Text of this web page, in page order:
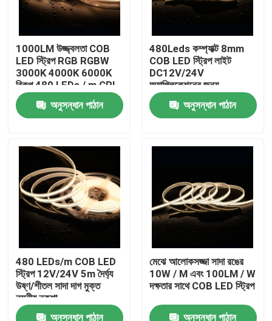
পণ্য
ভিডিও
আমাদের সম্পর্কে
কারখানা ভ্রমণ
মান নিয়ন্ত্রণ
যোগাযোগ করুন
উদ্ধৃতির জন্য আবেদন
উচ্চ cri নেতৃত্বাধীন ফালা
1000LM উজ্জ্বলতা COB
LED স্ট্রিপ RGB RGBW
3000K 4000K 6000K
বিকল্প 480 LEDs / m CRI
90-95 5m রোলস
অনুসন্ধান পাঠান
480Leds কম্প্যাক্ট 8mm
COB LED স্ট্রিপ লাইট
DC12V/24V
অ্যাপ্লিকেশনের জন্য
অনুসন্ধান পাঠান
480 LEDs/m COB LED
স্ট্রিপ 12V/24V 5m দৈর্ঘ্য
উষ্ণ/শীতল সাদা দাগ মুক্ত
নমনীয় নকশা
অনুসন্ধান পাঠান
মেঝে আলোকসজ্জা সাদা রঙের
10W / M এবং 100LM / W
দক্ষতার সাথে COB LED স্ট্রিপ
অনুসন্ধান পাঠান